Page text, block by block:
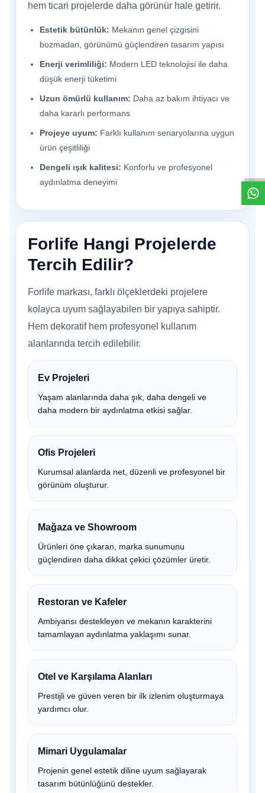
hem ticari projelerde daha görünür hale getirir.
Estetik bütünlük: Mekanın genel çizgisini
bozmadan, görünümü güçlendiren tasarım yapısı
Enerji verimliliği: Modern LED teknolojisi ile daha
düşük enerji tüketimi
Uzun ömürlü kullanım: Daha az bakım ihtiyacı ve
daha kararlı performans
Projeye uyum: Farklı kullanım senaryolarına uygun
ürün çeşitliliği
Dengeli ışık kalitesi: Konforlu ve profesyonel
aydınlatma deneyimi
Forlife Hangi Projelerde
Tercih Edilir?
Forlife markası, farklı ölçeklerdeki projelere
kolayca uyum sağlayabilen bir yapıya sahiptir.
Hem dekoratif hem profesyonel kullanım
alanlarında tercih edilebilir.
Ev Projeleri
Yaşam alanlarında daha şık, daha dengeli ve
daha modern bir aydınlatma etkisi sağlar.
Ofis Projeleri
Kurumsal alanlarda net, düzenli ve profesyonel bir
görünüm oluşturur.
Mağaza ve Showroom
Ürünleri öne çıkaran, marka sunumunu
güçlendiren daha dikkat çekici çözümler üretir.
Restoran ve Kafeler
Ambiyansı destekleyen ve mekanın karakterini
tamamlayan aydınlatma yaklaşımı sunar.
Otel ve Karşılama Alanları
Prestijli ve güven veren bir ilk izlenim oluşturmaya
yardımcı olur.
Mimari Uygulamalar
Projenin genel estetik diline uyum sağlayarak
tasarım bütünlüğünü destekler.